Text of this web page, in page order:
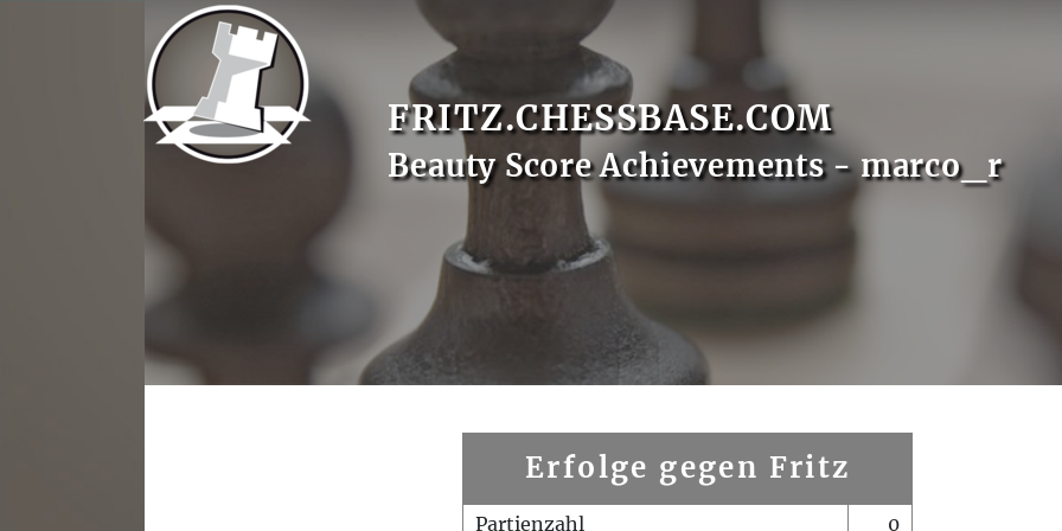
FRITZ.CHESSBASE.COM
Beauty Score Achievements - marco_r
Erfolge gegen Fritz
Partienzahl 0